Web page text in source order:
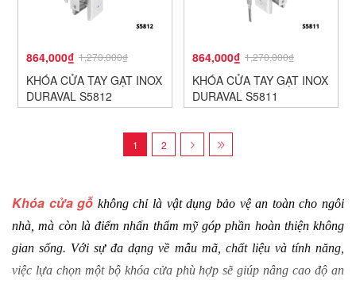
864,000₫ 1,270,000₫
KHÓA CỬA TAY GẠT INOX
DURAVAL S5812
864,000₫ 1,270,000₫
KHÓA CỬA TAY GẠT INOX
DURAVAL S5811
1 2
Khóa cửa gỗ không chỉ là vật dụng bảo vệ an toàn cho ngôi
nhà, mà còn là điểm nhấn thẩm mỹ góp phần hoàn thiện không
gian sống. Với sự đa dạng về mẫu mã, chất liệu và tính năng,
việc lựa chọn một bộ khóa cửa phù hợp sẽ giúp nâng cao độ an